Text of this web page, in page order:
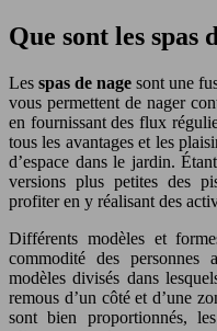
Que sont les spas
Les spas de nage sont une
vous permettent de nager
en fournissant des flux
tous les avantages et les
d’espace dans le jardin.
versions plus petites des
profiter en y réalisant des
Différents modèles et
commodité des
modèles divisés dans
remous d’un côté et d’une
sont bien proportionnés,